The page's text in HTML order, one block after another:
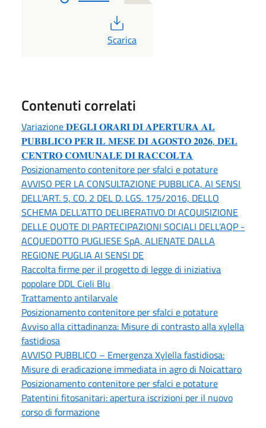
PDF
Scarica
Contenuti correlati
Variazione 𝐃𝐄𝐆𝐋𝐈 𝐎𝐑𝐀𝐑𝐈 𝐃𝐈 𝐀𝐏𝐄𝐑𝐓𝐔𝐑𝐀 𝐀𝐋
𝐏𝐔𝐁𝐁𝐋𝐈𝐂𝐎 𝐏𝐄𝐑 𝐈𝐋 𝐌𝐄𝐒𝐄 𝐃𝐈 𝐀𝐆𝐎𝐒𝐓𝐎 𝟐𝟎𝟐𝟔, 𝐃𝐄𝐋
𝐂𝐄𝐍𝐓𝐑𝐎 𝐂𝐎𝐌𝐔𝐍𝐀𝐋𝐄 𝐃𝐈 𝐑𝐀𝐂𝐂𝐎𝐋𝐓𝐀
Posizionamento contenitore per sfalci e potature
AVVISO PER LA CONSULTAZIONE PUBBLICA, AI SENSI
DELL’ART. 5, CO. 2 DEL D. LGS. 175/2016, DELLO
SCHEMA DELL’ATTO DELIBERATIVO DI ACQUISIZIONE
DELLE QUOTE DI PARTECIPAZIONI SOCIALI DELL’AQP -
ACQUEDOTTO PUGLIESE SpA, ALIENATE DALLA
REGIONE PUGLIA AI SENSI DE
Raccolta firme per il progetto di legge di iniziativa
popolare DDL Cieli Blu
Trattamento antilarvale
Posizionamento contenitore per sfalci e potature
Avviso alla cittadinanza: Misure di contrasto alla xylella
fastidiosa
AVVISO PUBBLICO – Emergenza Xylella fastidiosa:
Misure di eradicazione immediata in agro di Noicattaro
Posizionamento contenitore per sfalci e potature
Patentini fitosanitari: apertura iscrizioni per il nuovo
corso di formazione